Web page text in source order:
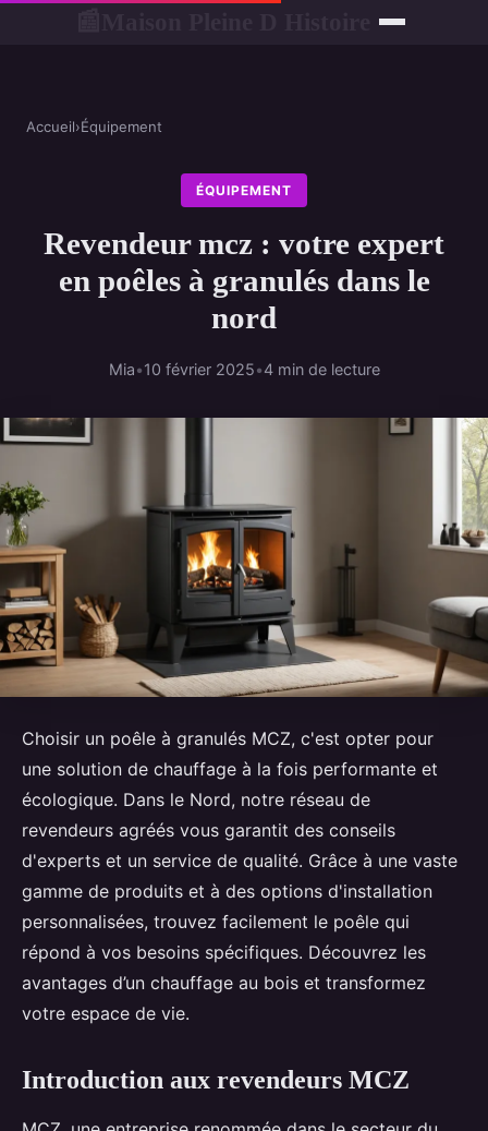
Accueil›Équipement
ÉQUIPEMENT
Revendeur mcz : votre expert
en poêles à granulés dans le
nord
Mia•10 février 2025•4 min de lecture
Choisir un poêle à granulés MCZ, c'est opter pour
une solution de chauffage à la fois performante et
écologique. Dans le Nord, notre réseau de
revendeurs agréés vous garantit des conseils
d'experts et un service de qualité. Grâce à une vaste
gamme de produits et à des options d'installation
personnalisées, trouvez facilement le poêle qui
répond à vos besoins spécifiques. Découvrez les
avantages d’un chauffage au bois et transformez
votre espace de vie.
Introduction aux revendeurs MCZ